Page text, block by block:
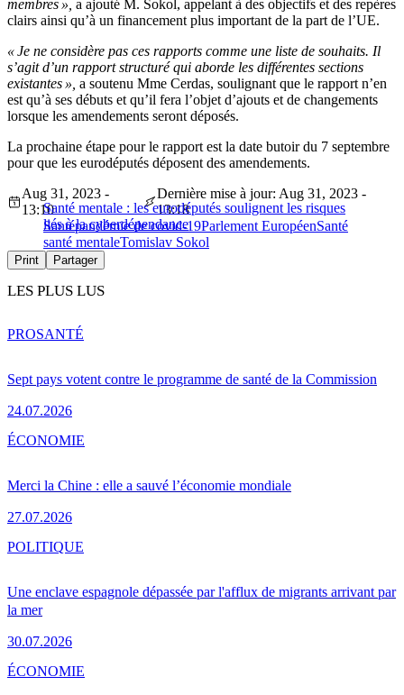
membres », a ajouté M. Sokol, appelant à des objectifs et des repères
clairs ainsi qu’à un financement plus important de la part de l’UE.
« Je ne considère pas ces rapports comme une liste de souhaits. Il
s’agit d’un rapport structuré qui aborde les différentes sections
existantes », a soutenu Mme Cerdas, soulignant que le rapport n’en
est qu’à ses débuts et qu’il fera l’objet d’ajouts et de changements
lorsque les amendements seront déposés.
La prochaine étape pour le rapport est la date butoir du 7 septembre
pour que les eurodéputés déposent des amendements.
Santé mentale : les eurodéputés soulignent les risques
liés à la cyberdépendance
Aug 31, 2023 -
13:10
Dernière mise à jour: Aug 31, 2023 -
13:18
Santépandémie de covid-19Parlement EuropéenSanté
santé mentaleTomislav Sokol
Print Partager
LES PLUS LUS
Sept pays votent contre le programme de santé de la Commission
24.07.2026
PROSANTÉ
Merci la Chine : elle a sauvé l’économie mondiale
27.07.2026
ÉCONOMIE
Une enclave espagnole dépassée par l'afflux de migrants arrivant par
la mer
30.07.2026
POLITIQUE
ÉCONOMIE